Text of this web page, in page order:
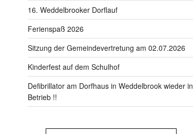
16. Weddelbrooker Dorflauf
Ferienspaß 2026
Sitzung der Gemeindevertretung am 02.07.2026
Kinderfest auf dem Schulhof
Defibrillator am Dorfhaus in Weddelbrook wieder in
Betrieb !!